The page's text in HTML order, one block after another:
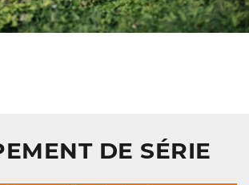
DE SÉRIE